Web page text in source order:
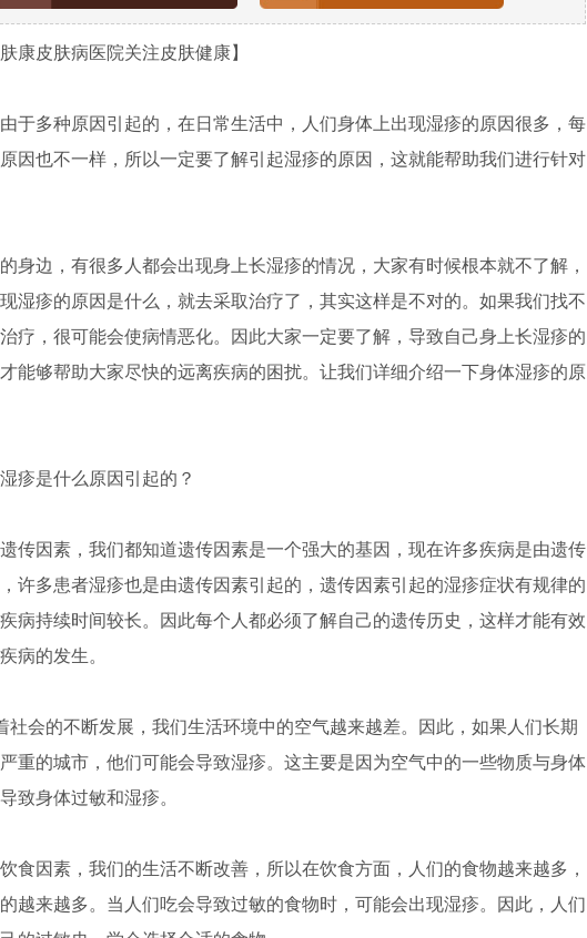
皮肤病医院关注皮肤健康】
种原因引起的，在日常生活中，人们身体上出现湿疹的原因很多，每
因也不一样，所以一定要了解引起湿疹的原因，这就能帮助我们进行针对
，有很多人都会出现身上长湿疹的情况，大家有时候根本就不了解，
湿疹的原因是什么，就去采取治疗了，其实这样是不对的。如果我们找不
疗，很可能会使病情恶化。因此大家一定要了解，导致自己身上长湿疹的
能够帮助大家尽快的远离疾病的困扰。让我们详细介绍一下身体湿疹的原
是什么原因引起的？
素，我们都知道遗传因素是一个强大的基因，现在许多疾病是由遗传
许多患者湿疹也是由遗传因素引起的，遗传因素引起的湿疹症状有规律的
病持续时间较长。因此每个人都必须了解自己的遗传历史，这样才能有效
病的发生。
的不断发展，我们生活环境中的空气越来越差。因此，如果人们长期
重的城市，他们可能会导致湿疹。这主要是因为空气中的一些物质与身体
致身体过敏和湿疹。
素，我们的生活不断改善，所以在饮食方面，人们的食物越来越多，
越来越多。当人们吃会导致过敏的食物时，可能会出现湿疹。因此，人们